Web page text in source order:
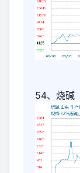
54、烧碱